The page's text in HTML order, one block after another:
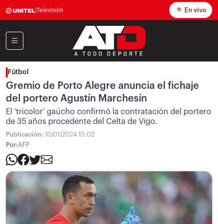
Televisión En vivo
Fútbol
Gremio de Porto Alegre anuncia el fichaje
del portero Agustín Marchesín
El ‘tricolor’ gaúcho confirmó la contratación del portero
de 35 años procedente del Celta de Vigo.
Publicación: 10/01/2024 15:02
Por:AFP